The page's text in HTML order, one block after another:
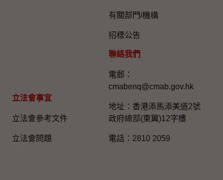
立法會事宜
立法會參考文件
立法會問題
有關部門/機構
招標公告
聯絡我們
電郵：
cmabenq@cmab.gov.hk​
地址：香港添馬添美道2號
政府總部(東翼)12字樓
電話：2810 2059